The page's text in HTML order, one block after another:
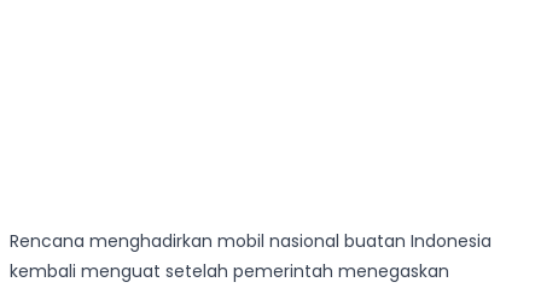
Rencana menghadirkan mobil nasional buatan Indonesia
kembali menguat setelah pemerintah menegaskan